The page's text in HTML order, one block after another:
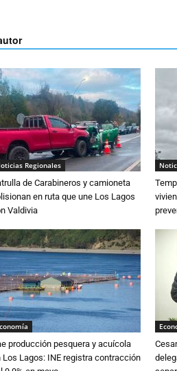
Regionales
de Carabineros y camioneta
en ruta que une Los Lagos
Valdivia
producción pesquera y acuícola
Los Lagos: INE registra contracción